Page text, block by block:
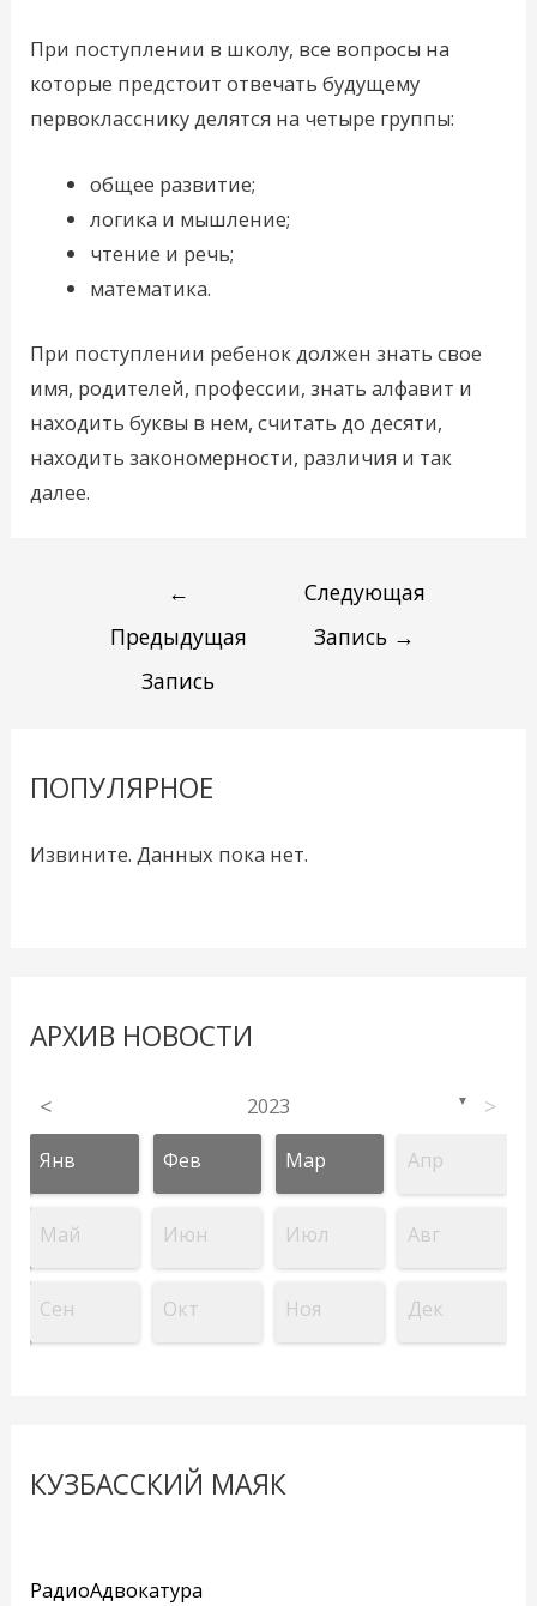
При поступлении в школу, все вопросы на
которые предстоит отвечать будущему
первокласснику делятся на четыре группы:
общее развитие;
логика и мышление;
чтение и речь;
математика.
При поступлении ребенок должен знать свое
имя, родителей, профессии, знать алфавит и
находить буквы в нем, считать до десяти,
находить закономерности, различия и так
далее.
←
Предыдущая
Запись
Следующая
Запись →
ПОПУЛЯРНОЕ
Извините. Данных пока нет.
АРХИВ НОВОСТИ
< 2023 ▼ >
Янв Фев Мар Апр
Май Июн Июл Авг
Сен Окт Ноя Дек
КУЗБАССКИЙ МАЯК
РадиоАдвокатура